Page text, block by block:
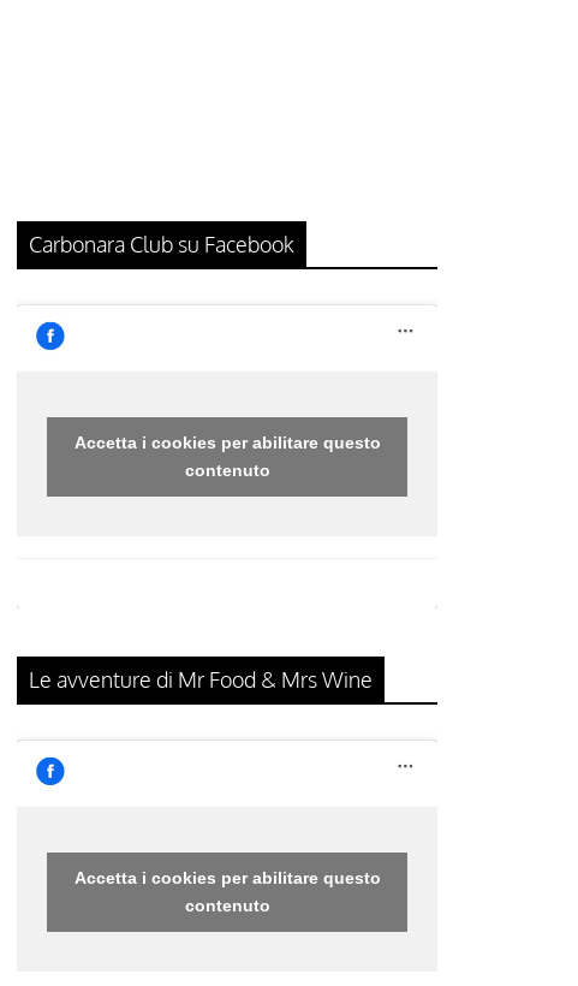
Carbonara Club su Facebook
Accetta i cookies per abilitare questo
contenuto
Le avventure di Mr Food & Mrs Wine
Accetta i cookies per abilitare questo
contenuto